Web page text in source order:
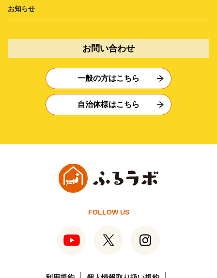
お知らせ
お問い合わせ
一般の方はこちら
自治体様はこちら
FOLLOW US